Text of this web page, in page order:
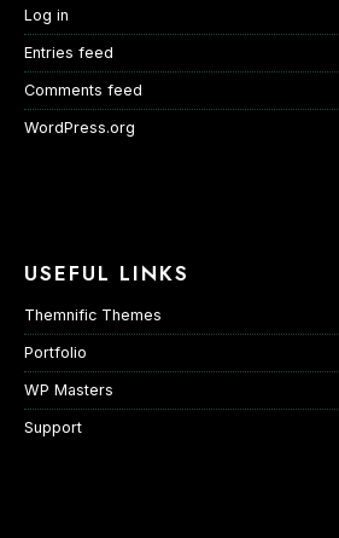
Log in
Entries feed
Comments feed
WordPress.org
USEFUL LINKS
Themnific Themes
Portfolio
WP Masters
Support